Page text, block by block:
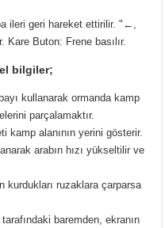
ileri geri hareket ettirilir. "←,
Buton: Frene basılır.
bilgiler;
kullanarak ormanda kamp
parçalamaktır.
kamp alanının yerini gösterir.
arabın hızı yükseltilir ve
kurdukları ruzaklara çarparsa
baremden, ekranın